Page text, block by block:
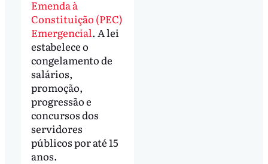
Emenda à
Constituição (PEC)
Emergencial. A lei
estabelece o
congelamento de
salários,
promoção,
progressão e
concursos dos
servidores
públicos por até 15
anos.